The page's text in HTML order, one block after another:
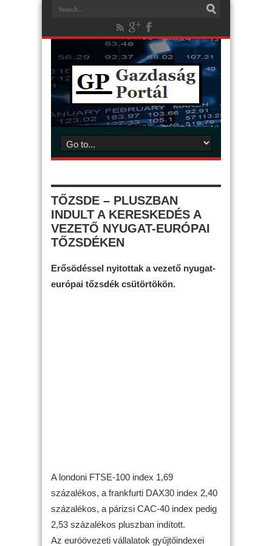
TŐZSDE – PLUSZBAN
INDULT A KERESKEDÉS A
VEZETŐ NYUGAT-EURÓPAI
TŐZSDÉKEN
Erősödéssel nyitottak a vezető nyugat-
európai tőzsdék csütörtökön.
A londoni FTSE-100 index 1,69
százalékos, a frankfurti DAX30 index 2,40
százalékos, a párizsi CAC-40 index pedig
2,53 százalékos pluszban indított.
Az euróövezeti vállalatok gyűjtőindexei